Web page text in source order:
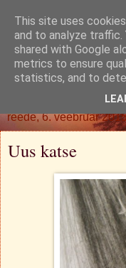
Oh. Jah.
reede, 6. veebruar
Uus katse
This site uses
and to analyze traffic.
shared with Google
metrics to ensure
statistics, and to